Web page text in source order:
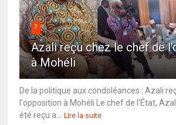
3
Azali reçu chez le chef de
à Mohéli
De la politique aux condoléances : Azali
l'opposition à Mohéli Le chef de l'État,
été reçu a...
Lire la suite